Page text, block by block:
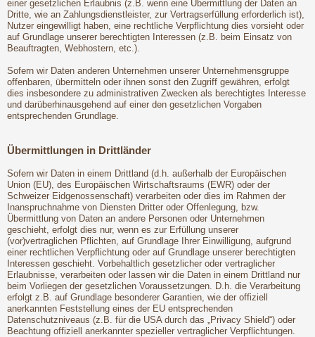
einer gesetzlichen Erlaubnis (z.B. wenn eine Übermittlung der Daten an
Dritte, wie an Zahlungsdienstleister, zur Vertragserfüllung erforderlich ist),
Nutzer eingewilligt haben, eine rechtliche Verpflichtung dies vorsieht oder
auf Grundlage unserer berechtigten Interessen (z.B. beim Einsatz von
Beauftragten, Webhostern, etc.).
Sofern wir Daten anderen Unternehmen unserer Unternehmensgruppe
offenbaren, übermitteln oder ihnen sonst den Zugriff gewähren, erfolgt
dies insbesondere zu administrativen Zwecken als berechtigtes Interesse
und darüberhinausgehend auf einer den gesetzlichen Vorgaben
entsprechenden Grundlage.
Übermittlungen in Drittländer
Sofern wir Daten in einem Drittland (d.h. außerhalb der Europäischen
Union (EU), des Europäischen Wirtschaftsraums (EWR) oder der
Schweizer Eidgenossenschaft) verarbeiten oder dies im Rahmen der
Inanspruchnahme von Diensten Dritter oder Offenlegung, bzw.
Übermittlung von Daten an andere Personen oder Unternehmen
geschieht, erfolgt dies nur, wenn es zur Erfüllung unserer
(vor)vertraglichen Pflichten, auf Grundlage Ihrer Einwilligung, aufgrund
einer rechtlichen Verpflichtung oder auf Grundlage unserer berechtigten
Interessen geschieht. Vorbehaltlich gesetzlicher oder vertraglicher
Erlaubnisse, verarbeiten oder lassen wir die Daten in einem Drittland nur
beim Vorliegen der gesetzlichen Voraussetzungen. D.h. die Verarbeitung
erfolgt z.B. auf Grundlage besonderer Garantien, wie der offiziell
anerkannten Feststellung eines der EU entsprechenden
Datenschutzniveaus (z.B. für die USA durch das „Privacy Shield“) oder
Beachtung offiziell anerkannter spezieller vertraglicher Verpflichtungen.